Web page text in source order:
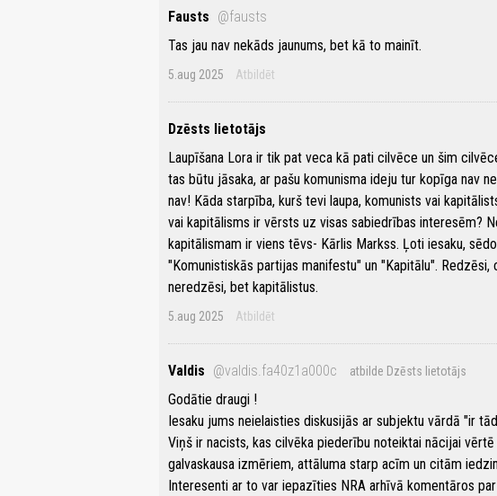
Fausts @fausts
Tas jau nav nekāds jaunums, bet kā to mainīt.
5.aug 2025 Atbildēt
Dzēsts lietotājs
Laupīšana Lora ir tik pat veca kā pati cilvēce un šim
tas būtu jāsaka, ar pašu komunisma ideju tur kopīga nav
nav! Kāda starpība, kurš tevi laupa, komunists vai
vai kapitālisms ir vērsts uz visas sabiedrības interesēm?
kapitālismam ir viens tēvs- Kārlis Markss. Ļoti iesaku,
"Komunistiskās partijas manifestu" un "Kapitālu".
neredzēsi, bet kapitālistus.
5.aug 2025 Atbildēt
Valdis @valdis.fa40z1a000c atbilde Dzēsts lietotājs
Godātie draugi !
Iesaku jums neielaisties diskusijās ar subjektu vārdā "ir
Viņš ir nacists, kas cilvēka piederību noteiktai nācijai
galvaskausa izmēriem, attāluma starp acīm un citām
Interesenti ar to var iepazīties NRA arhīvā komentāros